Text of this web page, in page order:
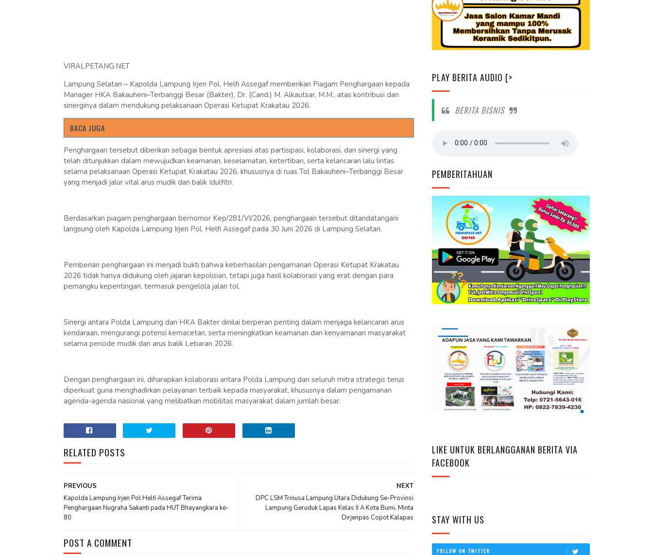
VIRALPETANG.NET
Lampung Selatan – Kapolda Lampung Irjen Pol. Helfi Assegaf memberikan Piagam Penghargaan kepada
Manager HKA Bakauheni–Terbanggi Besar (Bakter), Dr. (Cand.) M. Alkautsar, M.M., atas kontribusi dan
sinerginya dalam mendukung pelaksanaan Operasi Ketupat Krakatau 2026.
BACA JUGA
Penghargaan tersebut diberikan sebagai bentuk apresiasi atas partisipasi, kolaborasi, dan sinergi yang
telah ditunjukkan dalam mewujudkan keamanan, keselamatan, ketertiban, serta kelancaran lalu lintas
selama pelaksanaan Operasi Ketupat Krakatau 2026, khususnya di ruas Tol Bakauheni–Terbanggi Besar
yang menjadi jalur vital arus mudik dan balik Idulfitri.
Berdasarkan piagam penghargaan bernomor Kep/281/VI/2026, penghargaan tersebut ditandatangani
langsung oleh Kapolda Lampung Irjen Pol. Helfi Assegaf pada 30 Juni 2026 di Lampung Selatan.
Pemberian penghargaan ini menjadi bukti bahwa keberhasilan pengamanan Operasi Ketupat Krakatau
2026 tidak hanya didukung oleh jajaran kepolisian, tetapi juga hasil kolaborasi yang erat dengan para
pemangku kepentingan, termasuk pengelola jalan tol.
Sinergi antara Polda Lampung dan HKA Bakter dinilai berperan penting dalam menjaga kelancaran arus
kendaraan, mengurangi potensi kemacetan, serta meningkatkan keamanan dan kenyamanan masyarakat
selama periode mudik dan arus balik Lebaran 2026.
Dengan penghargaan ini, diharapkan kolaborasi antara Polda Lampung dan seluruh mitra strategis terus
diperkuat guna menghadirkan pelayanan terbaik kepada masyarakat, khususnya dalam pengamanan
agenda-agenda nasional yang melibatkan mobilitas masyarakat dalam jumlah besar.
RELATED POSTS
NEXT
DPC LSM Trinusa Lampung Utara Didukung Se-Provinsi
Lampung Geruduk Lapas Kelas II A Kota Bumi, Minta
Dirjenpas Copot Kalapas
PREVIOUS
Kapolda Lampung Irjen Pol Helfi Assegaf Terima
Penghargaan Nugraha Sakanti pada HUT Bhayangkara ke-
80
POST A COMMENT
PLAY BERITA AUDIO [>
BERITA BISNIS
PEMBERITAHUAN
LIKE UNTUK BERLANGGANAN BERITA VIA
FACEBOOK
STAY WITH US
FOLLOW ON TWITTER